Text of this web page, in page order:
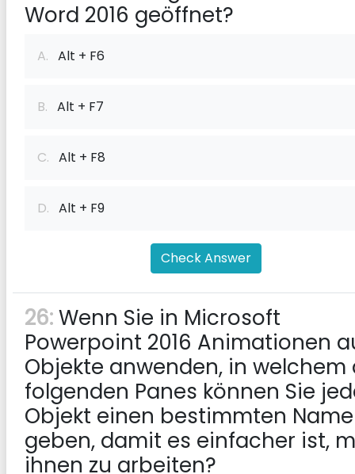
Word 2016 geöffnet?
A. Alt + F6
B. Alt + F7
C. Alt + F8
D. Alt + F9
Check Answer
26:Wenn Sie in Microsoft
Powerpoint 2016 Animationen
Objekte anwenden, in welchem
folgenden Panes können Sie
Objekt einen bestimmten
geben, damit es einfacher ist,
ihnen zu arbeiten?